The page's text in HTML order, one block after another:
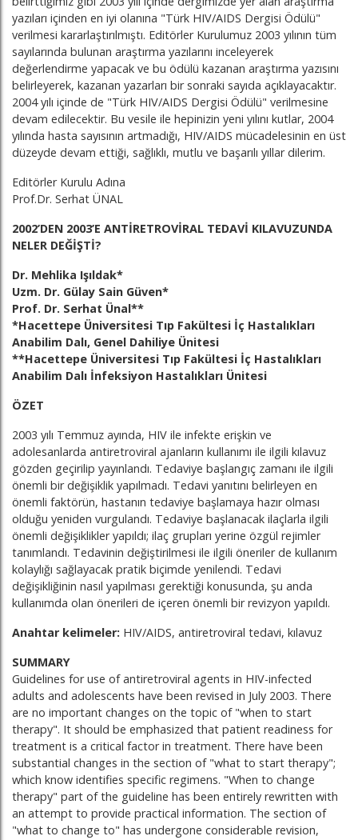
yazıları içinden en iyi olanına "Türk HIV/AIDS Dergisi Ödülü"
verilmesi kararlaştırılmıştı. Editörler Kurulumuz 2003 yılının tüm
sayılarında bulunan araştırma yazılarını inceleyerek
değerlendirme yapacak ve bu ödülü kazanan araştırma yazısını
belirleyerek, kazanan yazarları bir sonraki sayıda açıklayacaktır.
2004 yılı içinde de "Türk HIV/AIDS Dergisi Ödülü" verilmesine
devam edilecektir. Bu vesile ile hepinizin yeni yılını kutlar, 2004
yılında hasta sayısının artmadığı, HIV/AIDS mücadelesinin en üst
düzeyde devam ettiği, sağlıklı, mutlu ve başarılı yıllar dilerim.
Editörler Kurulu Adına
Prof.Dr. Serhat ÜNAL
2002’DEN 2003’E ANTİRETROVİRAL TEDAVİ KILAVUZUNDA
NELER DEĞİŞTİ?
Dr. Mehlika Işıldak*
Uzm. Dr. Gülay Sain Güven*
Prof. Dr. Serhat Ünal**
*Hacettepe Üniversitesi Tıp Fakültesi İç Hastalıkları
Anabilim Dalı, Genel Dahiliye Ünitesi
**Hacettepe Üniversitesi Tıp Fakültesi İç Hastalıkları
Anabilim Dalı İnfeksiyon Hastalıkları Ünitesi
ÖZET
2003 yılı Temmuz ayında, HIV ile infekte erişkin ve
adolesanlarda antiretroviral ajanların kullanımı ile ilgili kılavuz
gözden geçirilip yayınlandı. Tedaviye başlangıç zamanı ile ilgili
önemli bir değişiklik yapılmadı. Tedavi yanıtını belirleyen en
önemli faktörün, hastanın tedaviye başlamaya hazır olması
olduğu yeniden vurgulandı. Tedaviye başlanacak ilaçlarla ilgili
önemli değişiklikler yapıldı; ilaç grupları yerine özgül rejimler
tanımlandı. Tedavinin değiştirilmesi ile ilgili öneriler de kullanım
kolaylığı sağlayacak pratik biçimde yenilendi. Tedavi
değişikliğinin nasıl yapılması gerektiği konusunda, şu anda
kullanımda olan önerileri de içeren önemli bir revizyon yapıldı.
Anahtar kelimeler: HIV/AIDS, antiretroviral tedavi, kılavuz
SUMMARY
Guidelines for use of antiretroviral agents in HIV-infected
adults and adolescents have been revised in July 2003. There
are no important changes on the topic of "when to start
therapy". It should be emphasized that patient readiness for
treatment is a critical factor in treatment. There have been
substantial changes in the section of "what to start therapy";
which know identifies specific regimens. "When to change
therapy" part of the guideline has been entirely rewritten with
an attempt to provide practical information. The section of
"what to change to" has undergone considerable revision,